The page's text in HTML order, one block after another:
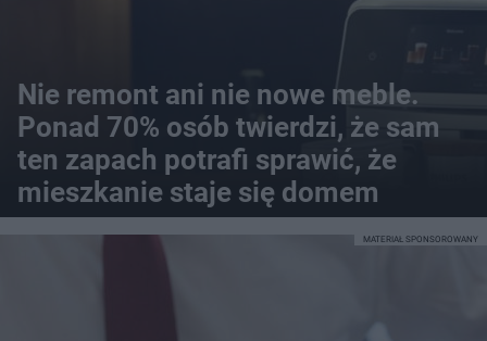
Nie remont ani nie nowe meble.
Ponad 70% osób twierdzi, że sam
ten zapach potrafi sprawić, że
mieszkanie staje się domem
MATERIAŁ SPONSOROWANY